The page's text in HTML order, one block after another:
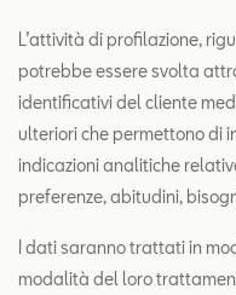
L’attività di profilazione,
potrebbe essere svolta
identificativi del cliente
ulteriori che permettono di
indicazioni analitiche
preferenze, abitudini,
I dati saranno trattati in
modalità del loro